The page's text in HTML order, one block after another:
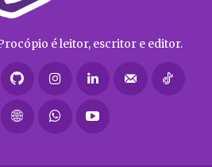
é leitor, escritor e editor.